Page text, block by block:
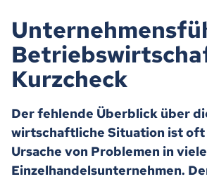
Kurzcheck
Der fehlende Überblick über
wirtschaftliche Situation ist oft
Ursache von Problemen in
Einzelhandelsunternehmen.